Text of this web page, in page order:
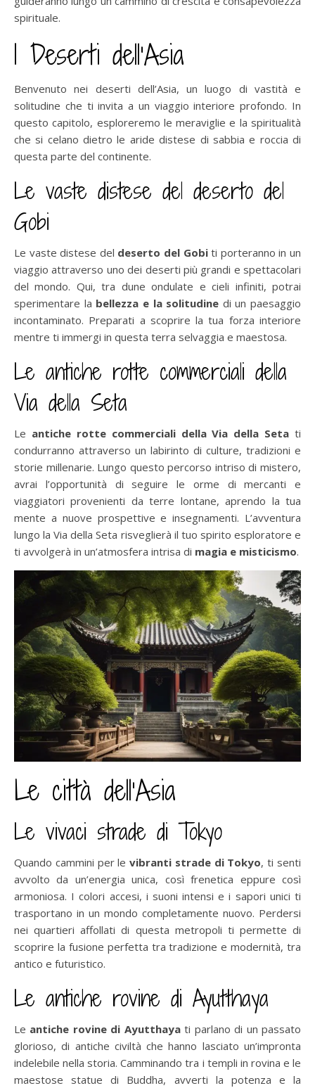
spirituale.
I Deserti dell’Asia
Benvenuto nei deserti dell’Asia, un luogo di vastità e
solitudine che ti invita a un viaggio interiore profondo. In
questo capitolo, esploreremo le meraviglie e la spiritualità
che si celano dietro le aride distese di sabbia e roccia di
questa parte del continente.
Le vaste distese del deserto del
Gobi
Le vaste distese del deserto del Gobiti porteranno in un
viaggio attraverso uno dei deserti più grandi e spettacolari
del mondo. Qui, tra dune ondulate e cieli infiniti, potrai
sperimentare la bellezza e la solitudine di un paesaggio
incontaminato. Preparati a scoprire la tua forza interiore
mentre ti immergi in questa terra selvaggia e maestosa.
Le antiche rotte commerciali della
Via della Seta
Le antiche rotte commerciali della Via della Seta ti
condurranno attraverso un labirinto di culture, tradizioni e
storie millenarie. Lungo questo percorso intriso di mistero,
avrai l’opportunità di seguire le orme di mercanti e
viaggiatori provenienti da terre lontane, aprendo la tua
mente a nuove prospettive e insegnamenti. L’avventura
lungo la Via della Seta risveglierà il tuo spirito esploratore e
ti avvolgerà in un’atmosfera intrisa di magia e misticismo.
Le città dell’Asia
Le vivaci strade di Tokyo
Quando cammini per levibranti strade di Tokyo, ti senti
avvolto da un’energia unica, così frenetica eppure così
armoniosa. I colori accesi, i suoni intensi e i sapori unici ti
trasportano in un mondo completamente nuovo. Perdersi
nei quartieri affollati di questa metropoli ti permette di
scoprire la fusione perfetta tra tradizione e modernità, tra
antico e futuristico.
Le antiche rovine di Ayutthaya
Le antiche rovine di Ayutthayati parlano di un passato
glorioso, di antiche civiltà che hanno lasciato un’impronta
indelebile nella storia. Camminando tra i templi in rovina e le
maestose statue di Buddha, avverti la potenza e la